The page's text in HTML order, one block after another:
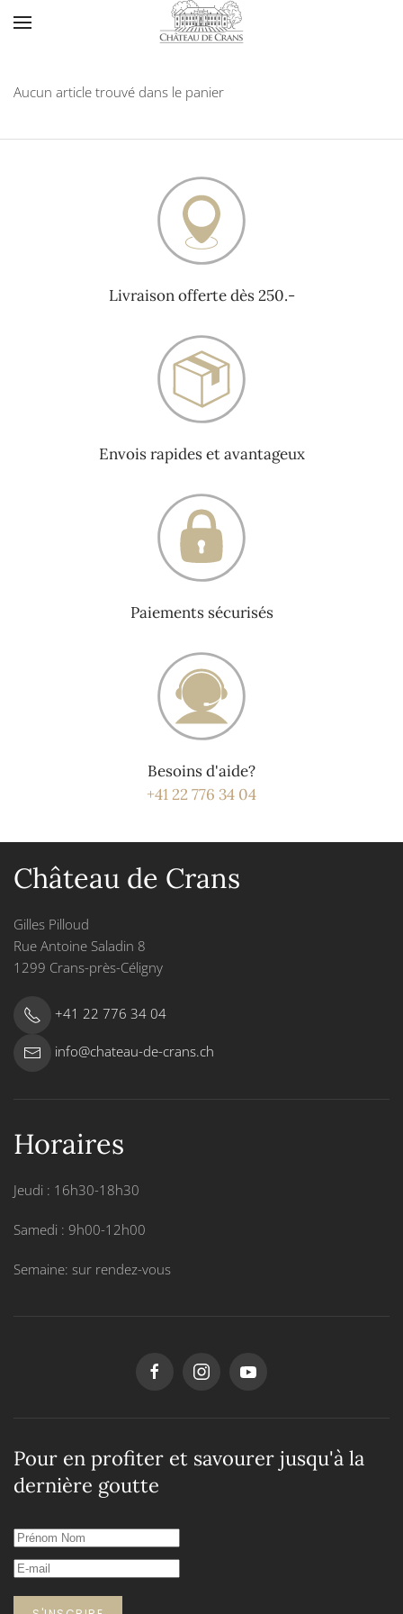
Aucun article trouvé dans le panier
Livraison offerte dès 250.-
Envois rapides et avantageux
Paiements sécurisés
Besoins d'aide?
+41 22 776 34 04
Château de Crans
Gilles Pilloud
Rue Antoine Saladin 8
1299 Crans-près-Céligny
+41 22 776 34 04
info@chateau-de-crans.ch
Horaires
Jeudi : 16h30-18h30
Samedi : 9h00-12h00
Semaine: sur rendez-vous
Pour en profiter et savourer jusqu'à la
dernière goutte